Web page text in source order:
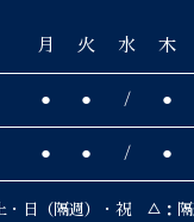
月 火 水 木
● ● / ●
● ● / ●
・日（隔週）・祝 △：